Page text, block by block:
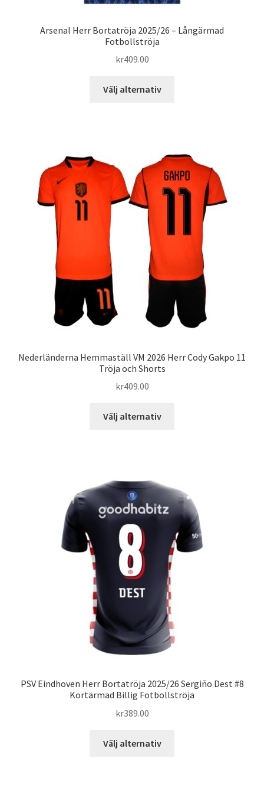
Arsenal Herr Bortatröja 2025/26 – Långärmad
Fotbollströja
kr409.00
Välj alternativ
varianter.
De
olika
alternativen
väljas
produktsidan
Nederländerna Hemmaställ VM 2026 Herr Cody Gakpo 11
Tröja och Shorts
kr409.00
Välj alternativ
De
olika
alternativen
kan
PSV Eindhoven Herr Bortatröja 2025/26 Sergiño Dest #8
Kortärmad Billig Fotbollströja
kr389.00
Välj alternativ